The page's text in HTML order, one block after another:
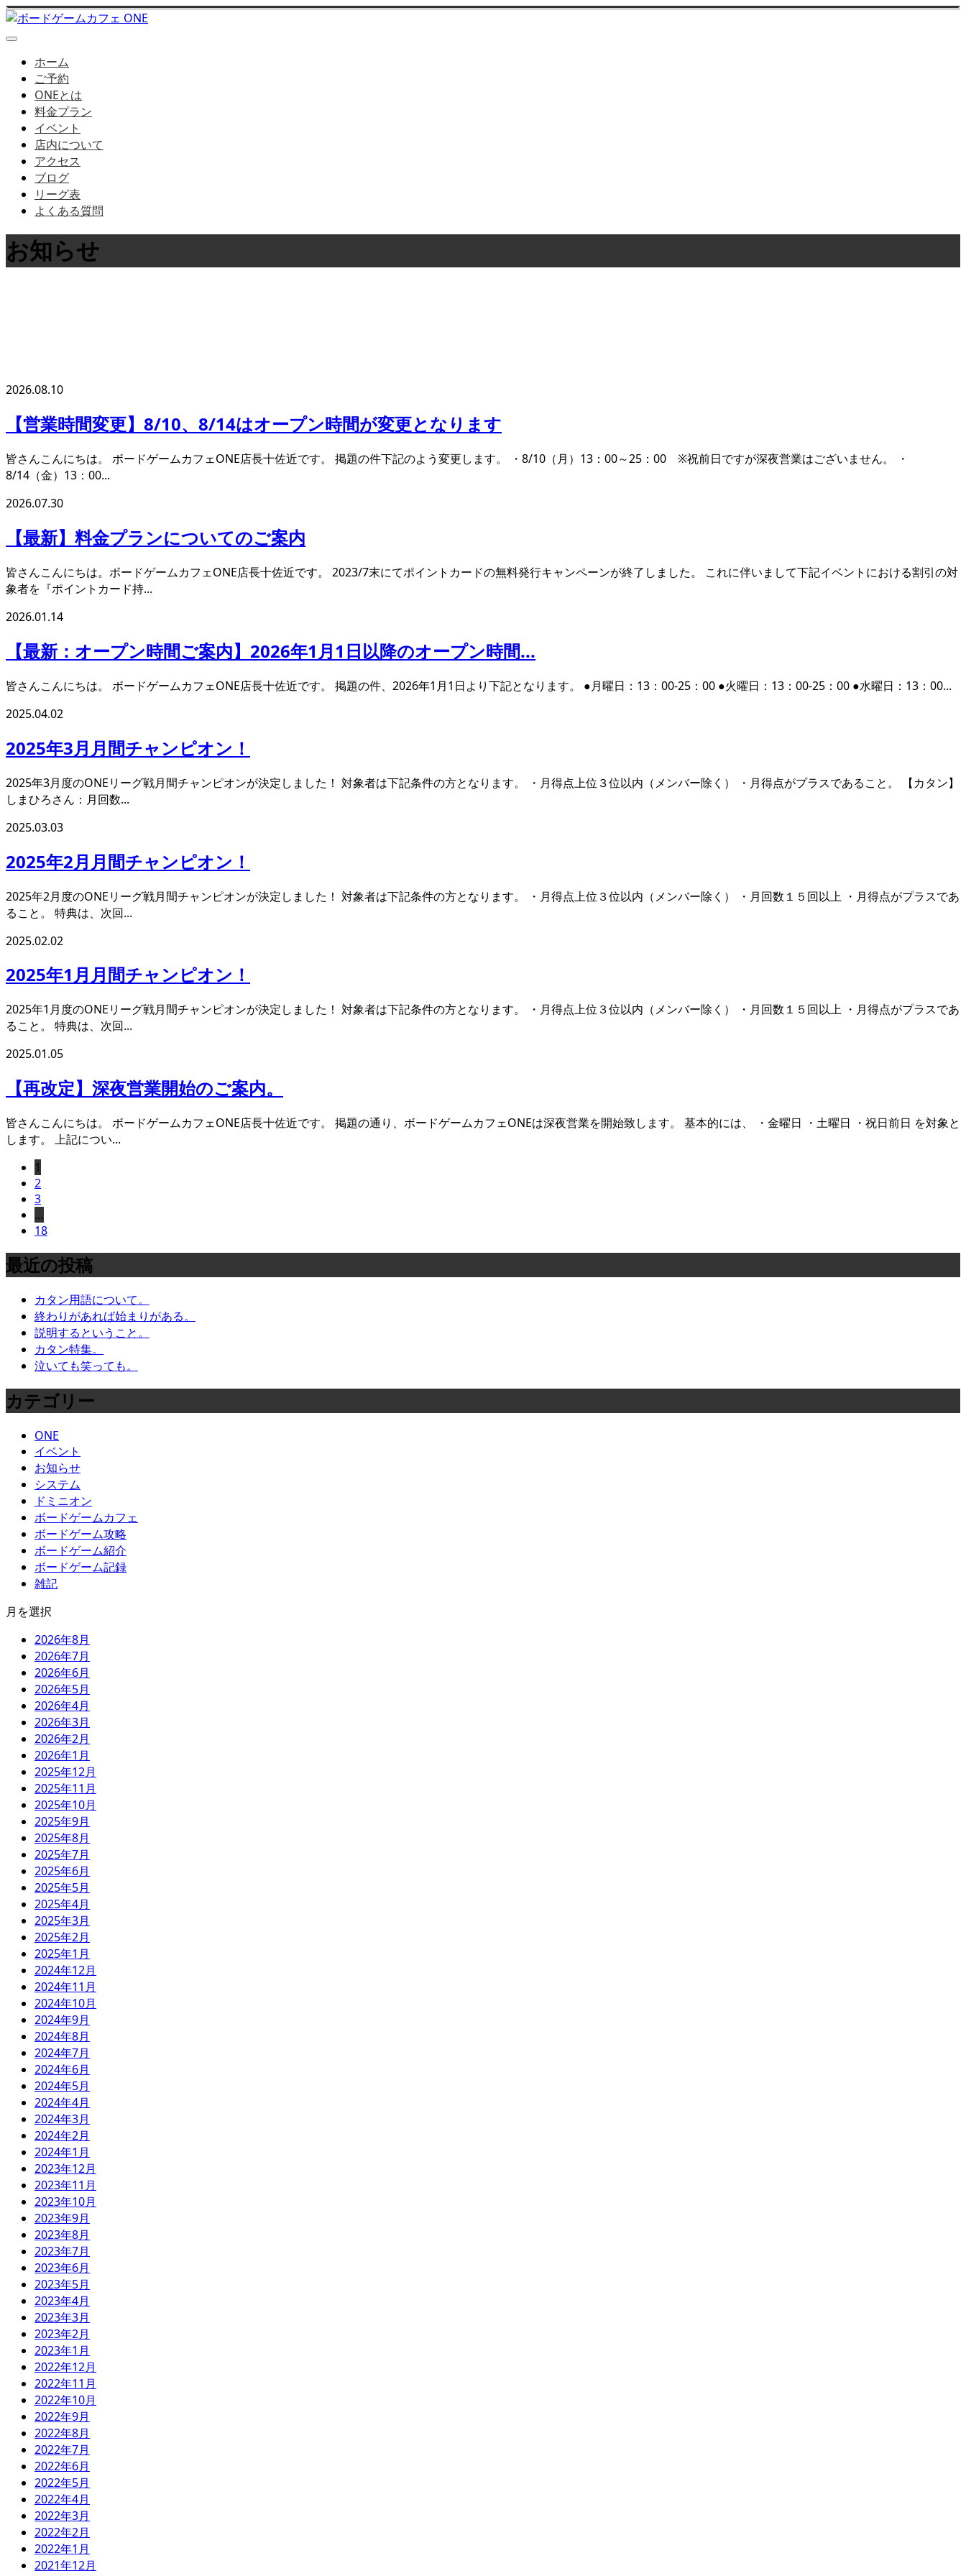
ホーム
ご予約
ONEとは
料金プラン
イベント
店内について
アクセス
ブログ
リーグ表
よくある質問
お知らせ
2026.08.10
【営業時間変更】8/10、8/14はオープン時間が変更となります
皆さんこんにちは。 ボードゲームカフェONE店長十佐近です。 掲題の件下記のよう変更します。 ・8/10（月）13：00～25：00 ※祝前日ですが深夜営業はございません。 ・
8/14（金）13：00...
2026.07.30
【最新】料金プランについてのご案内
皆さんこんにちは。ボードゲームカフェONE店長十佐近です。 2023/7末にてポイントカードの無料発行キャンペーンが終了しました。 これに伴いまして下記イベントにおける割引の対
象者を『ポイントカード持...
2026.01.14
【最新：オープン時間ご案内】2026年1月1日以降のオープン時間...
皆さんこんにちは。 ボードゲームカフェONE店長十佐近です。 掲題の件、2026年1月1日より下記となります。 ●月曜日：13：00-25：00 ●火曜日：13：00-25：00 ●水曜日：13：00...
2025.04.02
2025年3月月間チャンピオン！
2025年3月度のONEリーグ戦月間チャンピオンが決定しました！ 対象者は下記条件の方となります。 ・月得点上位３位以内（メンバー除く） ・月得点がプラスであること。 【カタン】
しまひろさん：月回数...
2025.03.03
2025年2月月間チャンピオン！
2025年2月度のONEリーグ戦月間チャンピオンが決定しました！ 対象者は下記条件の方となります。 ・月得点上位３位以内（メンバー除く） ・月回数１５回以上 ・月得点がプラスであ
ること。 特典は、次回...
2025.02.02
2025年1月月間チャンピオン！
2025年1月度のONEリーグ戦月間チャンピオンが決定しました！ 対象者は下記条件の方となります。 ・月得点上位３位以内（メンバー除く） ・月回数１５回以上 ・月得点がプラスであ
ること。 特典は、次回...
2025.01.05
【再改定】深夜営業開始のご案内。
皆さんこんにちは。 ボードゲームカフェONE店長十佐近です。 掲題の通り、ボードゲームカフェONEは深夜営業を開始致します。 基本的には、 ・金曜日 ・土曜日 ・祝日前日 を対象と
します。 上記につい...
1
2
3
…
18
最近の投稿
カタン用語について。
終わりがあれば始まりがある。
説明するということ。
カタン特集。
泣いても笑っても。
カテゴリー
ONE
イベント
お知らせ
システム
ドミニオン
ボードゲームカフェ
ボードゲーム攻略
ボードゲーム紹介
ボードゲーム記録
雑記
月を選択
2026年8月
2026年7月
2026年6月
2026年5月
2026年4月
2026年3月
2026年2月
2026年1月
2025年12月
2025年11月
2025年10月
2025年9月
2025年8月
2025年7月
2025年6月
2025年5月
2025年4月
2025年3月
2025年2月
2025年1月
2024年12月
2024年11月
2024年10月
2024年9月
2024年8月
2024年7月
2024年6月
2024年5月
2024年4月
2024年3月
2024年2月
2024年1月
2023年12月
2023年11月
2023年10月
2023年9月
2023年8月
2023年7月
2023年6月
2023年5月
2023年4月
2023年3月
2023年2月
2023年1月
2022年12月
2022年11月
2022年10月
2022年9月
2022年8月
2022年7月
2022年6月
2022年5月
2022年4月
2022年3月
2022年2月
2022年1月
2021年12月